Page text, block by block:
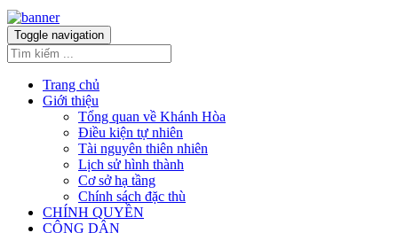
Toggle navigation
Trang chủ
Giới thiệu
Tổng quan về Khánh Hòa
Điều kiện tự nhiên
Tài nguyên thiên nhiên
Lịch sử hình thành
Cơ sở hạ tầng
Chính sách đặc thù
CHÍNH QUYỀN
CÔNG DÂN